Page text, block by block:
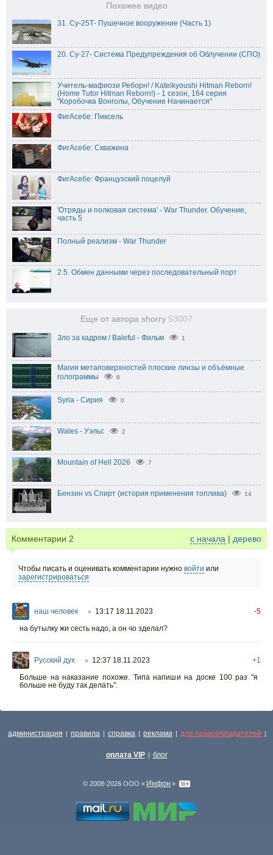
Похожее видео
31. Су-25Т- Пушечное вооружение (Часть 1)
20. Су-27- Система Предупреждения об Облучении (СПО)
Учитель-мафиози Реборн! / Kateikyoushi Hitman Reborn!
(Home Tutor Hitman Reborn!) - 1 сезон, 164 серия
"Коробочка Вонголы, Обучение Начинается"
ФигАсебе: Пиксель
ФигАсебе: Скважина
ФигАсебе: Французский поцелуй
'Отряды и полковая система' - War Thunder. Обучение,
часть 5
Полный реализм - War Thunder
2.5. Обмен данными через последовательный порт
Еще от автора shorry 53007
Зло за кадром / Baleful - Фильм 1
Магия метаповерхностей плоские линзы и объёмные
голограммы
6
Syria - Сирия 0
Wales - Уэльс 2
Mountain of Hell 2026 7
Бензин vs Спирт (история применения топлива) 14
Комментарии 2 с начала | дерево
Чтобы писать и оценивать комментарии нужно войти или
зарегистрироваться
наш человек ○ 13:17 18.11.2023
-5
на бутылку жи сесть надо, а он чо зделал?
Русский дух ○ 12:37 18.11.2023
+1
Больше на наказание похоже. Типа напиши на доске 100 раз "я
больше не буду так делать".
администрация | правила | справка | реклама | для правообладателей |
оплата VIP | блог
© 2008-2026 ООО « Инфон »